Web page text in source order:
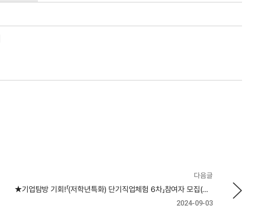
다음글
★기업탐방 기회!「(저학년특화) 단기직업체험 6차」참여자 모집(9/3~9/19)★
2024-09-03